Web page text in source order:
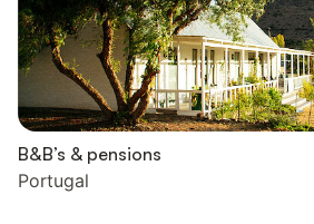
B&B’s & pensions
Portugal